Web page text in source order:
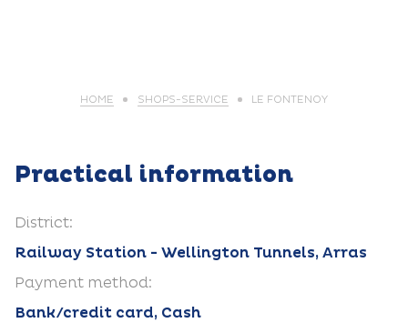
HOME SHOPS-SERVICE LE FONTENOY
Practical information
District:
Railway Station - Wellington Tunnels, Arras
Payment method:
Bank/credit card, Cash